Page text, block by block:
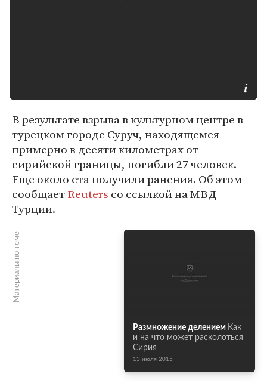
В результате взрыва в культурном центре в
турецком городе Суруч, находящемся
примерно в десяти километрах от
сирийской границы, погибли 27 человек.
Еще около ста получили ранения. Об этом
сообщаетReuters со ссылкой на МВД
Турции.
Материалы по теме
Размножение делением Как
и на что может расколоться
Сирия
13 июля 2015